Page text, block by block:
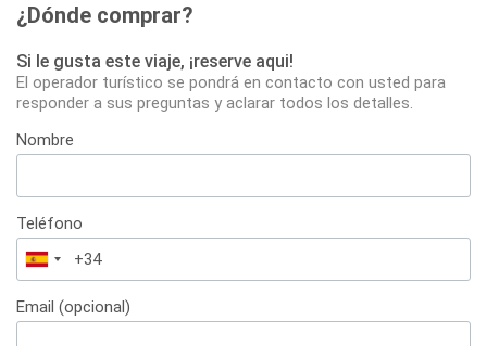
¿Dónde comprar?
Si le gusta este viaje, ¡reserve aqui!
El operador turístico se pondrá en contacto con usted para
responder a sus preguntas y aclarar todos los detalles.
Nombre
Teléfono
España
+34
Email (opcional)